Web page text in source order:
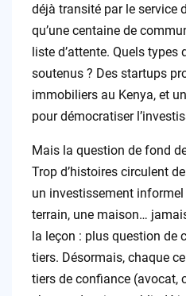
déjà transité par le service
qu’une centaine de
liste d’attente. Quels types
soutenus ? Des startups
immobiliers au Kenya, et
pour démocratiser
Mais la question de fond
Trop d’histoires circulent
un investissement
terrain, une maison…
la leçon : plus question de
tiers. Désormais, chaque
tiers de confiance (avocat,